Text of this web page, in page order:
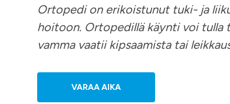
Ortopedi on erikoistunut tuki- ja
hoitoon. Ortopedillä käynti voi tulla
vamma vaatii kipsaamista tai
VARAA AIKA